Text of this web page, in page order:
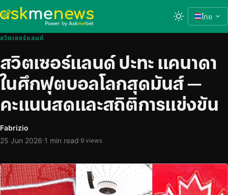
ไทย
สวิตเซอร์แลนด์
สวิตเซอร์แลนด์ ปะทะ แคนาดา
ในศึกฟุตบอลโลกสุดมันส์ —
คะแนนสดและสถิติการแข่งขัน
Fabrizio
25 Jun 2026·1 min read·9 views